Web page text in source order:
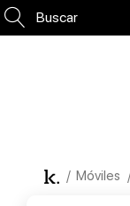
Buscar
Móviles